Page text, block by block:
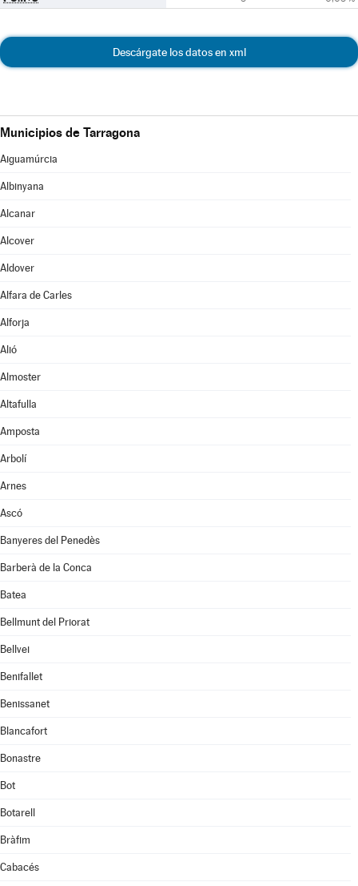
Descárgate los datos en xml
Municipios de Tarragona
Aiguamúrcia
Albinyana
Alcanar
Alcover
Aldover
Alfara de Carles
Alforja
Alió
Almoster
Altafulla
Amposta
Arbolí
Arnes
Ascó
Banyeres del Penedès
Barberà de la Conca
Batea
Bellmunt del Priorat
Bellvei
Benifallet
Benissanet
Blancafort
Bonastre
Bot
Botarell
Bràfim
Cabacés